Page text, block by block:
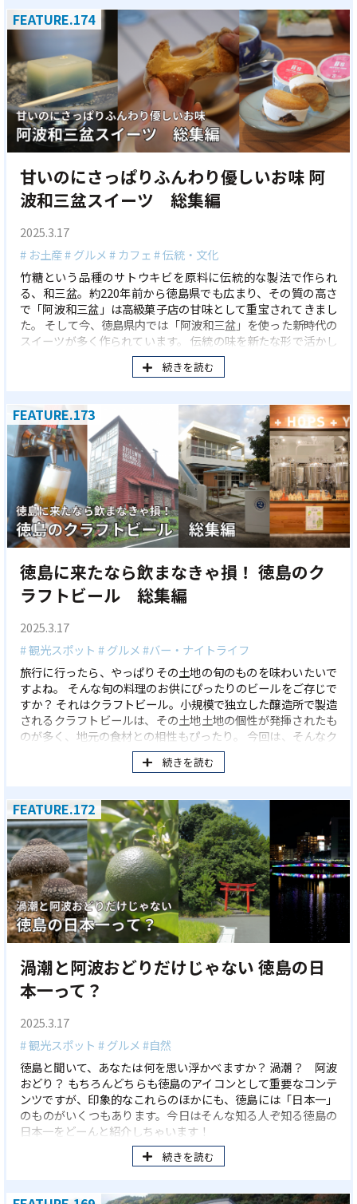
ペーン」クーポンも同ブースにて配布中です。このクーポン
で、徳島市交通局や徳島バス株式会社の路線バス一日乗車券
（通常1,500円）が500円で購入可能に！ 両クーポンを使え
ば、徳島まで来て、徳島東部での移動が合計1,000円で完
結！ 今回は、この2つのクーポンを使って楽しめる、今行き
たい「徳島の王道&地元の人に人気のトレンドスポット」をめ
ぐる、公共交通機関だけで行ける2コースをご紹介。
FEATURE.174
甘いのにさっぱりふんわり優しいお味 阿
波和三盆スイーツ 総集編
2025.3.17
# お土産# グルメ# カフェ# 伝統・文化
竹糖という品種のサトウキビを原料に伝統的な製法で作られ
る、和三盆。約220年前から徳島県でも広まり、その質の高さ
で「阿波和三盆」は高級菓子店の甘味として重宝されてきまし
た。 そして今、徳島県内では「阿波和三盆」を使った新時代の
スイーツが多く作られています。 伝統の味を新たな形で活かし
たおすすめスイーツをご紹介します。
続きを読む
FEATURE.173
徳島に来たなら飲まなきゃ損！ 徳島のク
ラフトビール 総集編
2025.3.17
# 観光スポット # グルメ#バー・ナイトライフ
旅行に行ったら、やっぱりその土地の旬のものを味わいたいで
すよね。 そんな旬の料理のお供にぴったりのビールをご存じで
すか？ それはクラフトビール。小規模で独立した醸造所で製造
されるクラフトビールは、その土地土地の個性が発揮されたも
のが多く、地元の食材との相性もぴったり。 今回は、そんなク
ラフトビールをその場で楽しめる徳島県東部エリアの４つの醸
続きを読む
FEATURE.172
渦潮と阿波おどりだけじゃない 徳島の日
本一って？
2025.3.17
# 観光スポット # グルメ#自然
徳島と聞いて、あなたは何を思い浮かべますか？ 渦潮？ 阿波
おどり？ もちろんどちらも徳島のアイコンとして重要なコンテ
ンツですが、印象的なこれらのほかにも、徳島には「日本一」
のものがいくつもあります。今日はそんな知る人ぞ知る徳島の
日本一をどーんと紹介しちゃいます！
続きを読む